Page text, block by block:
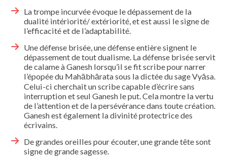
La trompe incurvée évoque le dépassement de la
dualité intériorité/ extériorité, et est aussi le signe de
l’efficacité et de l’adaptabilité.
Une défense brisée, une défense entière signent le
dépassement de tout dualisme. La défense brisée servit
de calame à Ganesh lorsqu’il se fit scribe pour narrer
l’épopée du Mahābhārata sous la dictée du sage Vyāsa.
Celui-ci cherchait un scribe capable d’écrire sans
interruption et seul Ganesh le put. Cela montre la vertu
de l’attention et de la persévérance dans toute création.
Ganesh est également la divinité protectrice des
écrivains.
De grandes oreilles pour écouter, une grande tête sont
signe de grande sagesse.